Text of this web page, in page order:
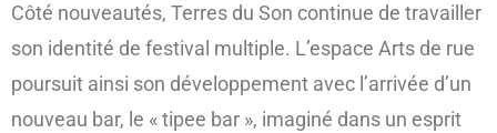
Côté nouveautés, Terres du Son continue de travailler
son identité de festival multiple. L’espace Arts de rue
poursuit ainsi son développement avec l’arrivée d’un
nouveau bar, le « tipee bar », imaginé dans un esprit